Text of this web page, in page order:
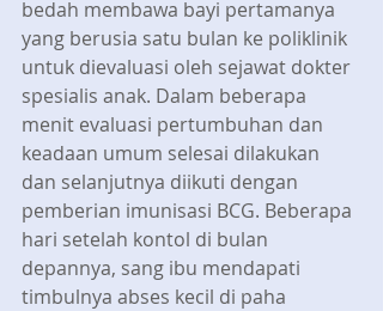
bedah membawa bayi pertamanya
yang berusia satu bulan ke poliklinik
untuk dievaluasi oleh sejawat dokter
spesialis anak. Dalam beberapa
menit evaluasi pertumbuhan dan
keadaan umum selesai dilakukan
dan selanjutnya diikuti dengan
pemberian imunisasi BCG. Beberapa
hari setelah kontol di bulan
depannya, sang ibu mendapati
timbulnya abses kecil di paha